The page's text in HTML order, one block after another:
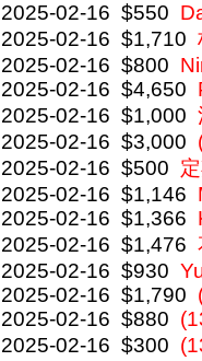
2025-02-16 $550
2025-02-16 $1,710
2025-02-16 $800
2025-02-16 $4,650
2025-02-16 $1,000
2025-02-16 $3,000
2025-02-16 $500
2025-02-16 $1,146
2025-02-16 $1,366
2025-02-16 $1,476
2025-02-16 $930
2025-02-16 $1,790
2025-02-16 $880
2025-02-16 $300